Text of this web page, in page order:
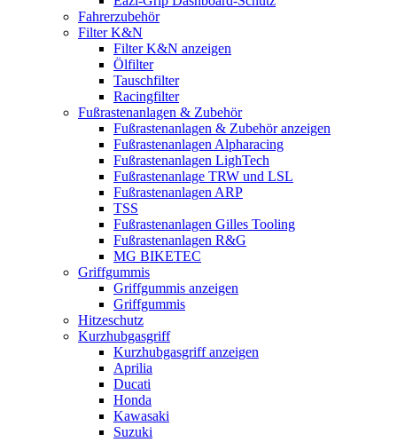
Fahrerzubehör
Filter K&N
Filter K&N anzeigen
Ölfilter
Tauschfilter
Racingfilter
Fußrastenanlagen & Zubehör
Fußrastenanlagen & Zubehör anzeigen
Fußrastenanlagen Alpharacing
Fußrastenanlagen LighTech
Fußrastenanlage TRW und LSL
Fußrastenanlagen ARP
TSS
Fußrastenanlagen Gilles Tooling
Fußrastenanlagen R&G
MG BIKETEC
Griffgummis
Griffgummis anzeigen
Griffgummis
Hitzeschutz
Kurzhubgasgriff
Kurzhubgasgriff anzeigen
Aprilia
Ducati
Honda
Kawasaki
Suzuki